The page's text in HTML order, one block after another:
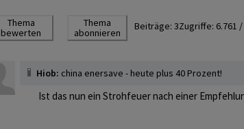
Thema
bewerten
Thema
abonnieren
Beiträge: 3Zugriffe: 6.761
Hiob: china enersave - heute plus 40 Prozent!
Ist das nun ein Strohfeuer nach einer